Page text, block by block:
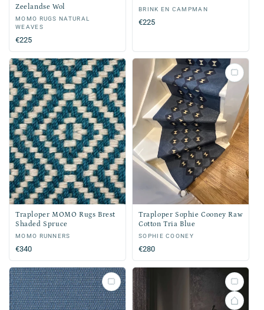
Zeelandse Wol
Verkoper:
MOMO RUGS NATURAL
WEAVES
Normale
prijs
€225
Verkoper:
BRINK EN CAMPMAN
Normale
€225
Traploper MOMO Rugs Brest
Shaded Spruce
Verkoper:
MOMO RUNNERS
Normale
prijs
€340
Traploper Sophie Cooney Raw
Cotton Tria Blue
Verkoper:
SOPHIE COONEY
Normale
prijs
€280